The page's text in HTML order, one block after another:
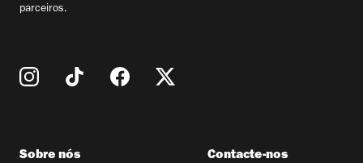
parceiros.
Sobre nós Contacte-nos